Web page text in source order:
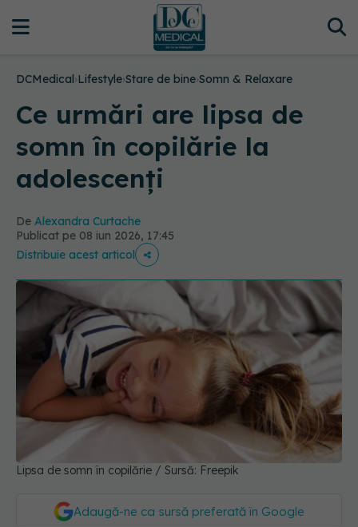
DCMedical›Lifestyle›Stare de bine›Somn & Relaxare
Ce urmări are lipsa de
somn în copilărie la
adolescenți
De Alexandra Curtache
Publicat pe 08 iun 2026, 17:45
Distribuie acest articol
Lipsa de somn în copilărie / Sursă: Freepik
Adaugă-ne ca sursă preferată în Google